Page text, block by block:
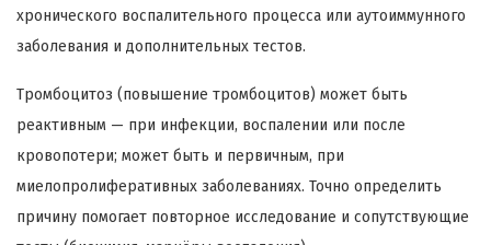
хронического воспалительного процесса или аутоиммунного
заболевания и дополнительных тестов.
Тромбоцитоз (повышение тромбоцитов) может быть
реактивным — при инфекции, воспалении или после
кровопотери; может быть и первичным, при
миелопролиферативных заболеваниях. Точно определить
причину помогает повторное исследование и сопутствующие